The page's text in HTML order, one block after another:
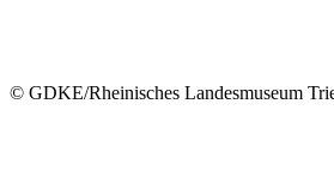
© GDKE/Rheinisches Landesmuseum